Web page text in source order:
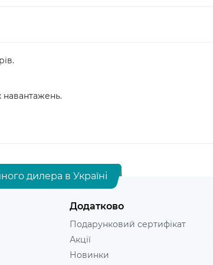
навантажень.
дилера в Україні
Додатково
Подарунковий сертифікат
Акції
Новинки